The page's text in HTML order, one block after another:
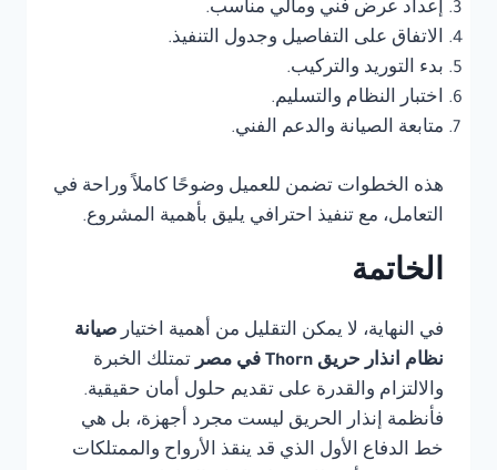
إعداد عرض فني ومالي مناسب.
الاتفاق على التفاصيل وجدول التنفيذ.
بدء التوريد والتركيب.
اختبار النظام والتسليم.
متابعة الصيانة والدعم الفني.
هذه الخطوات تضمن للعميل وضوحًا كاملاً وراحة في
التعامل، مع تنفيذ احترافي يليق بأهمية المشروع.
الخاتمة
في النهاية، لا يمكن التقليل من أهمية اختيار صيانة
نظام انذار حريق Thorn في مصر
تمتلك الخبرة
والالتزام والقدرة على تقديم حلول أمان حقيقية.
فأنظمة إنذار الحريق ليست مجرد أجهزة، بل هي
خط الدفاع الأول الذي قد ينقذ الأرواح والممتلكات